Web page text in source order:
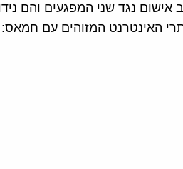
נגד שני המפגעים והם
האינטרנט המזוהים עם חמאס: